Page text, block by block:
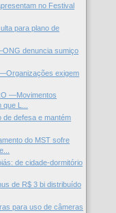
no Festival
para plano de
denuncia sumiço
exigem
—Movimentos
que L...
de defesa e mantém
do MST sofre
de cidade-dormitório
de R$ 3 bi distribuído
para uso de câmeras